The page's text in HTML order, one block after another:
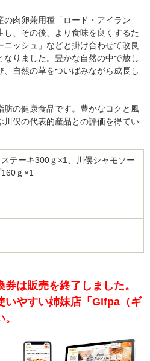
の肉卵兼用種「ロード・アイラン
し、その後、より食味を良くするた
ッシュ」などと掛け合わせて改良
りました。豊かな自然の中で放し
自然の草をついばみながら成長し
の健康食品です。豊かなコクと風
俣の代表的産品との評価を得てい
テーキ300ｇ×1、川俣シャモソー
ｇ×1
は販売を終了しました。
いやすい姉妹店「Gifpa（ギ